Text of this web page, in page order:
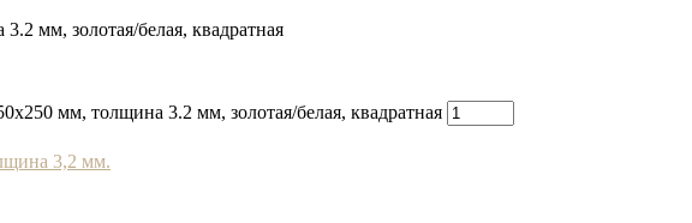
мм, золотая/белая, квадратная
мм, толщина 3.2 мм, золотая/белая, квадратная
3,2 мм.